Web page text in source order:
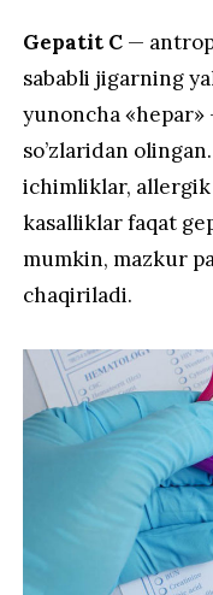
Gepatit C —
sababli jigarning
yunoncha «hepar»
so’zlaridan
ichimliklar,
kasalliklar faqat
mumkin, mazkur
chaqiriladi.